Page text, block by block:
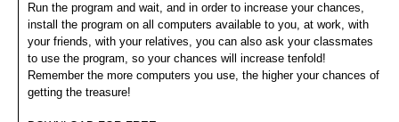
Run the program and wait, and in order to increase your chances,
install the program on all computers available to you, at work, with
your friends, with your relatives, you can also ask your classmates
to use the program, so your chances will increase tenfold!
Remember the more computers you use, the higher your chances of
getting the treasure!